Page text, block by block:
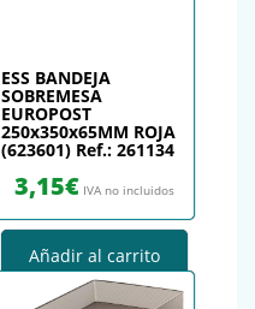
ESS BANDEJA
SOBREMESA
EUROPOST
250x350x65MM ROJA
(623601) Ref.: 261134
3,15€ IVA no incluidos
Añadir al carrito